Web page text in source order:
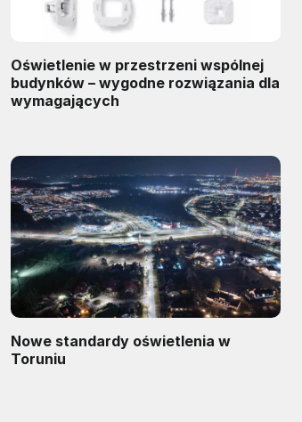
Oświetlenie w przestrzeni wspólnej
budynków – wygodne rozwiązania dla
wymagających
Nowe standardy oświetlenia w
Toruniu